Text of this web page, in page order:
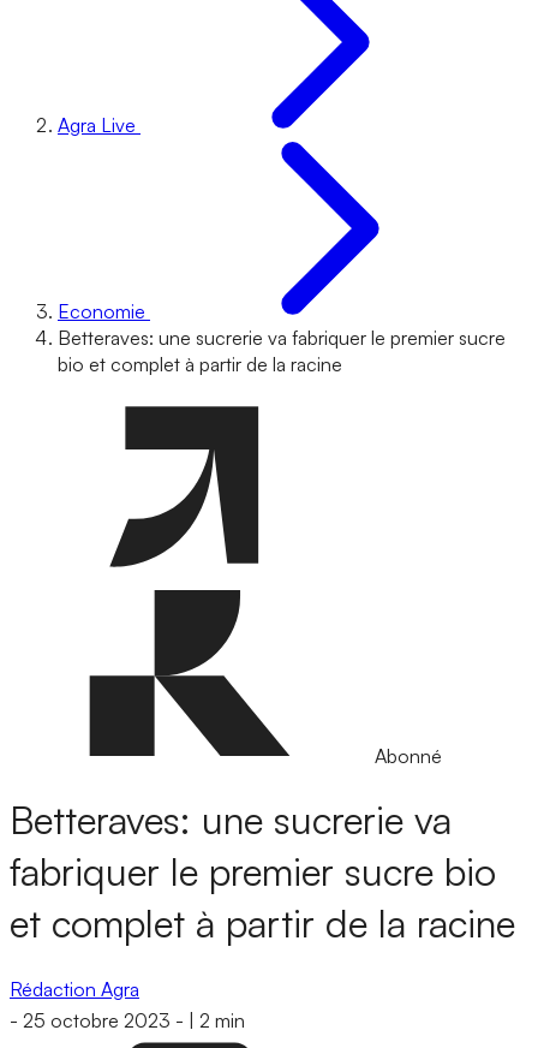
Agra Live
Economie
Betteraves: une sucrerie va fabriquer le premier sucre
bio et complet à partir de la racine
Abonné
Betteraves: une sucrerie va
fabriquer le premier sucre bio
et complet à partir de la racine
Rédaction Agra
- 25 octobre 2023 - 2 min